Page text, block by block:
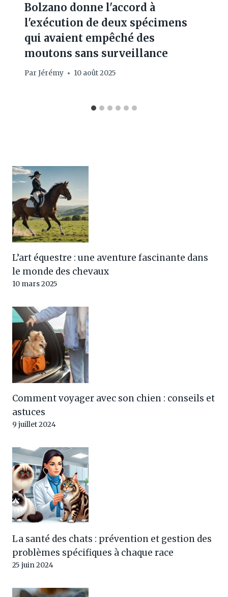
Bolzano donne l'accord à
l'exécution de deux spécimens
qui avaient empêché des
moutons sans surveillance
Par Jérémy 10 août 2025
L’art équestre : une aventure fascinante dans
le monde des chevaux
10 mars 2025
Comment voyager avec son chien : conseils et
astuces
9 juillet 2024
La santé des chats : prévention et gestion des
problèmes spécifiques à chaque race
25 juin 2024